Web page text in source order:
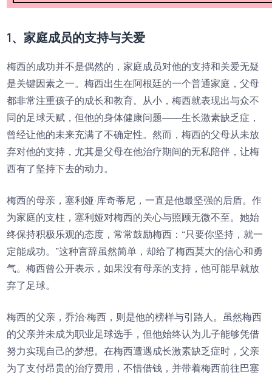
1、家庭成员的支持与关爱
梅西的成功并不是偶然的，家庭成员对他的支持和关爱无疑
是关键因素之一。梅西出生在阿根廷的一个普通家庭，父母
都非常注重孩子的成长和教育。从小，梅西就表现出与众不
同的足球天赋，但他的身体健康问题——生长激素缺乏症，
曾经让他的未来充满了不确定性。然而，梅西的父母从未放
弃对他的支持，尤其是父母在他治疗期间的无私陪伴，让梅
西有了坚持下去的动力。
梅西的母亲，塞利娅·库奇蒂尼，一直是他最坚强的后盾。作
为家庭的支柱，塞利娅对梅西的关心与照顾无微不至。她始
终保持积极乐观的态度，常常鼓励梅西：“只要你坚持，就一
定能成功。”这种言辞虽然简单，却给了梅西莫大的信心和勇
气。梅西曾公开表示，如果没有母亲的支持，他可能早就放
弃了足球。
梅西的父亲，乔治·梅西，则是他的榜样与引路人。虽然梅西
的父亲并未成为职业足球选手，但他始终认为儿子能够凭借
努力实现自己的梦想。在梅西遭遇成长激素缺乏症时，父亲
为了支付昂贵的治疗费用，不惜借钱，并带着梅西前往巴塞